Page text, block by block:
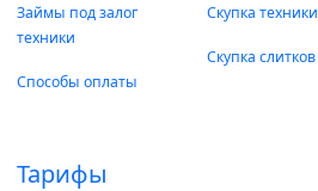
Займы под залог
техники
Способы оплаты
Тарифы
Скупка техники
Скупка слитков